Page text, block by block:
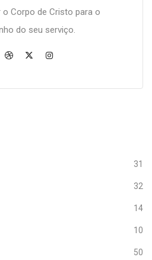
o Corpo de Cristo para o
do seu serviço.
31
32
14
10
50